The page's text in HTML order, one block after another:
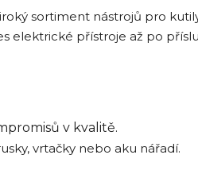
sortiment nástrojů pro
elektrické přístroje až po
v kvalitě.
vrtačky nebo aku nářadí.